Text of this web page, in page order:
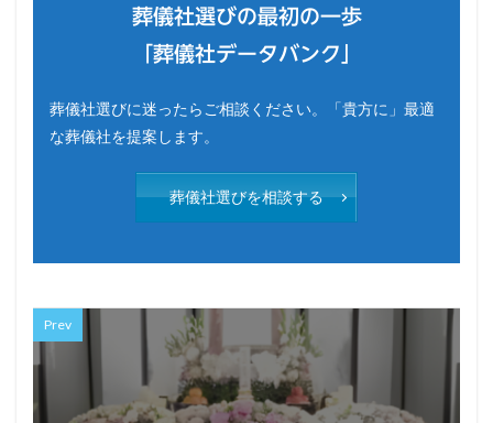
葬儀社選びの最初の一歩
「葬儀社データバンク」
葬儀社選びに迷ったらご相談ください。「貴方に」最適
な葬儀社を提案します。
葬儀社選びを相談する
Prev